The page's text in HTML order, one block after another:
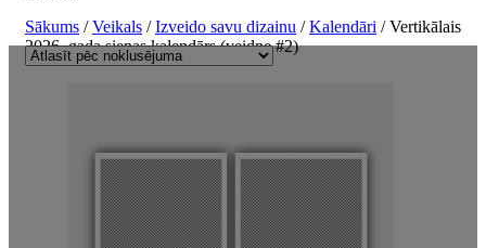
Sākums /Veikals /Izveido savu dizainu /Kalendāri / Vertikālais
2026. gada sienas kalendārs (veidne #2)